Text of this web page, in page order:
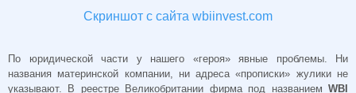
Скриншот с сайта wbiinvest.com
По юридической части у нашего «героя» явные проблемы. Ни
названия материнской компании, ни адреса «прописки» жулики не
указывают. В реестре Великобритании фирма под названием WBI